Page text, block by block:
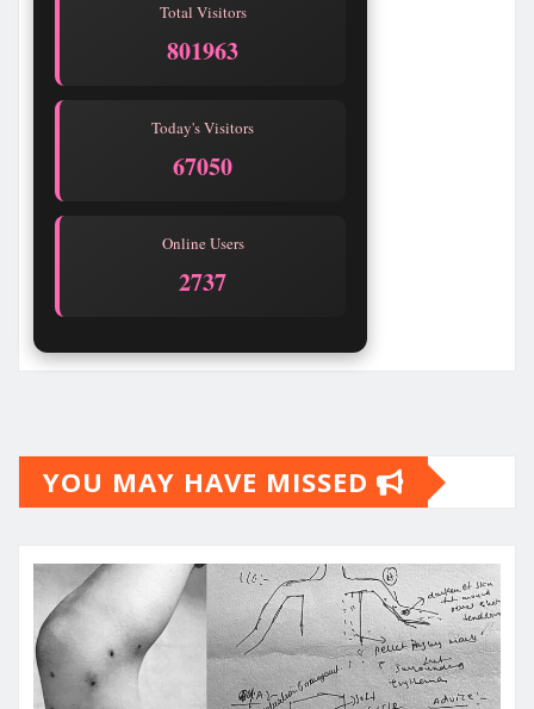
Total Visitors
801967
Today's Visitors
67054
Online Users
2737
YOU MAY HAVE MISSED